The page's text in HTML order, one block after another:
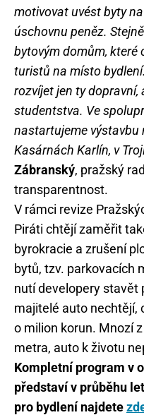
motivovat uvést byty
úschovnu peněz.
bytovým domům, které
turistů na místo bydlení.
rozvíjet jen ty dopravní,
studentstva. Ve
nastartujeme výstavbu
Kasárnách Karlín, v
Zábranský, pražský
transparentnost.
V rámci revize
Piráti chtějí zaměřit
byrokracie a zrušení
bytů, tzv. parkovacích
nutí developery stavět
majitelé auto nechtějí,
o milion korun. Mnozí
metra, auto k životu
Kompletní program v
představí v průběhu
pro bydlení najdete